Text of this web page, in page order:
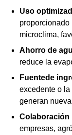
Uso
proporcionado
microclima,
Ahorro de
reduce la
Fuentede
excedente o
generan
Colaboración
empresas,